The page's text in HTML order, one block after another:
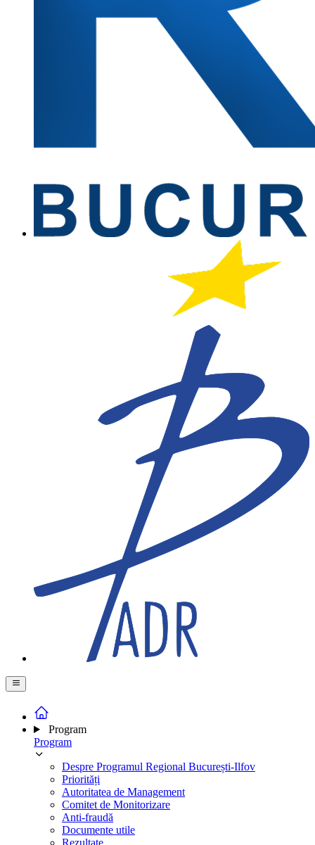
Program
Program
Despre Programul Regional București-Ilfov
Priorități
Autoritatea de Management
Comitet de Monitorizare
Anti-fraudă
Documente utile
Rezultate